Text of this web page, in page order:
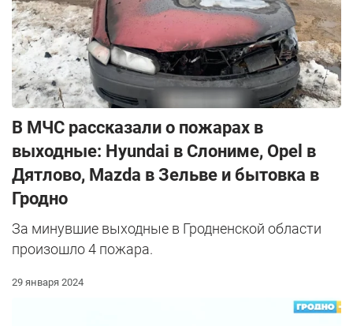
В МЧС рассказали о пожарах в
выходные: Hyundai в Слониме, Opel в
Дятлово, Mazda в Зельве и бытовка в
Гродно
За минувшие выходные в Гродненской области
произошло 4 пожара.
29 января 2024